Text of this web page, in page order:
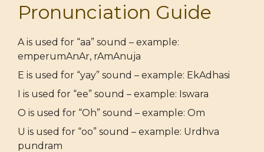
Pronunciation Guide
A is used for “aa” sound – example:
emperumAnAr, rAmAnuja
E is used for “yay” sound – example: EkAdhasi
I is used for “ee” sound – example: Iswara
O is used for “Oh” sound – example: Om
U is used for “oo” sound – example: Urdhva
pundram